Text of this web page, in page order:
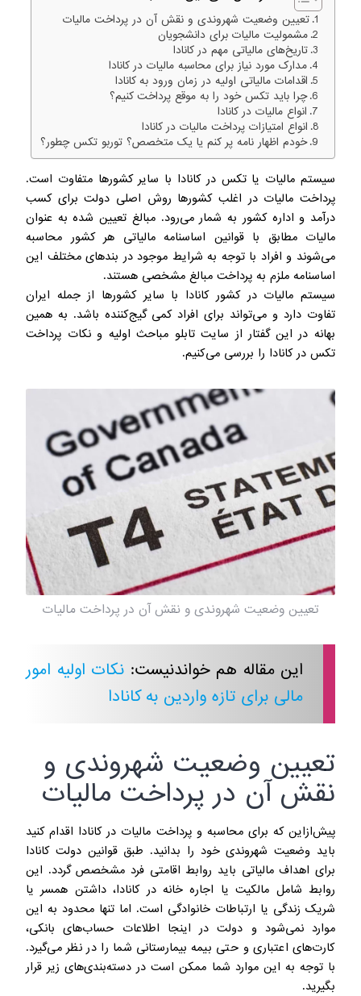
تعیین وضعیت شهروندی و نقش آن در پرداخت مالیات
مشمولیت مالیات برای دانشجویان
تاریخ‌های مالیاتی مهم در کانادا
مدارک مورد نیاز برای محاسبه مالیات در کانادا
اقدامات مالیاتی اولیه در زمان ورود به کانادا
چرا باید تکس خود را به موقع پرداخت کنیم؟
انواع مالیات در کانادا
انواع امتیازات پرداخت مالیات در کانادا
خودم اظهار نامه پر کنم یا یک متخصص؟ توربو تکس چطور؟
سیستم مالیات یا تکس در کانادا با سایر کشورها متفاوت است.
پرداخت مالیات در اغلب کشورها روش اصلی دولت برای کسب
درآمد و اداره کشور به شمار می‌رود. مبالغ تعیین شده به عنوان
مالیات مطابق با قوانین اساسنامه مالیاتی هر کشور محاسبه
می‌شوند و افراد با توجه به شرایط موجود در بندهای مختلف این
اساسنامه ملزم به پرداخت مبالغ مشخصی هستند.
سیستم مالیات در کشور کانادا با سایر کشورها از جمله ایران
تفاوت دارد و می‌تواند برای افراد کمی گیج‌کننده باشد. به همین
بهانه در این گفتار از سایت تابلو مباحث اولیه و نکات پرداخت
تکس در کانادا را بررسی می‌کنیم.
تعیین وضعیت شهروندی و نقش آن در پرداخت مالیات
این مقاله هم خواندنیست: نکات اولیه امور
مالی برای تازه واردین به کانادا
تعیین وضعیت شهروندی و
نقش آن در پرداخت مالیات
پیش‌ازاین که برای محاسبه و پرداخت مالیات در کانادا اقدام کنید
باید وضعیت شهروندی خود را بدانید. طبق قوانین دولت کانادا
برای اهداف مالیاتی باید روابط اقامتی فرد مشخصص گردد. این
روابط شامل مالکیت یا اجاره خانه در کانادا، داشتن همسر یا
شریک زندگی یا ارتباطات خانوادگی است. اما تنها محدود به این
موارد نمی‌شود و دولت در اینجا اطلاعات حساب‌های بانکی،
کارت‌های اعتباری و حتی بیمه بیمارستانی شما را در نظر می‌گیرد.
با توجه به این موارد شما ممکن است در دسته‌بندی‌های زیر قرار
بگیرید.